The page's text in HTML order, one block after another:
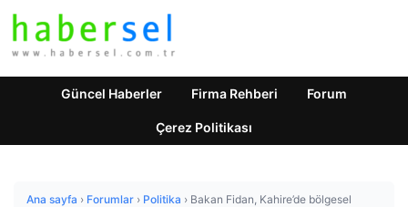
Güncel Haberler Firma Rehberi Forum
Çerez Politikası
Ana sayfa › Forumlar › Politika › Bakan Fidan, Kahire’de bölgesel